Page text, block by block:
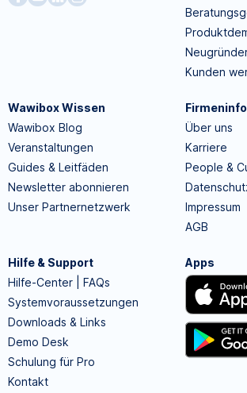
Kunden
Wawibox Wissen
Wawibox Blog
Veranstaltungen
Guides & Leitfäden
Newsletter abonnieren
Unser Partnernetzwerk
Über uns
Karriere
People &
Impressum
AGB
Hilfe & Support
Hilfe-Center | FAQs
Systemvoraussetzungen
Downloads & Links
Demo Desk
Schulung für Pro
Kontakt
Apps